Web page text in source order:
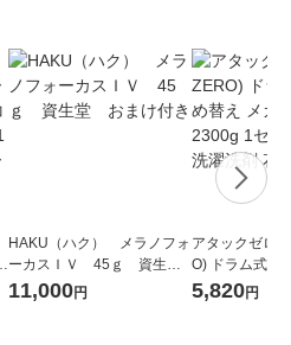
HAKU（ハク） メラノフォ
ーカスＩＶ 45ｇ 資生
堂 おまけ付き
11,000円
アタックゼロ
O) ドラム式専
ガジャンボ
5,820円